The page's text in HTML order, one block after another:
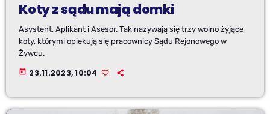
Koty z sądu mają domki
Asystent, Aplikant i Asesor. Tak nazywają się trzy wolno żyjące
koty, którymi opiekują się pracownicy Sądu Rejonowego w
Żywcu.
today 23.11.2023, 10:04